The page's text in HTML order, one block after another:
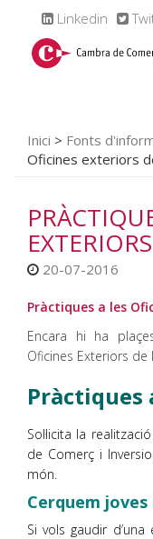
Linkedin
Inici > Fonts
Oficines exteriors
20-07-2016
Pràctiques a les
Encara hi ha
Oficines Exteriors de
Pràctiques
Sol·licita la
de Comerç i
món.
Cerquem
Si vols gaudir